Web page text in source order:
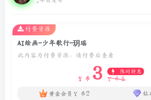
AI绘画-少年歌行-玥瑶
此内容为付费资源，请付费后查看
Y 币 3 限时特惠
Y 币 5
黄金会员 Y 币2 钻
付费资源